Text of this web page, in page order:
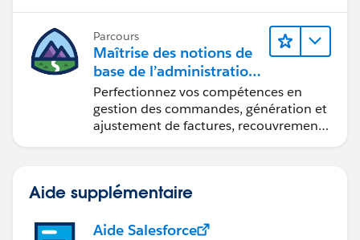
Parcours
Maîtrise des notions de
base de l’administration
de Salesforce Billing
Perfectionnez vos compétences en
gestion des commandes, génération et
ajustement de factures, recouvrement
Aide supplémentaire
Aide Salesforce